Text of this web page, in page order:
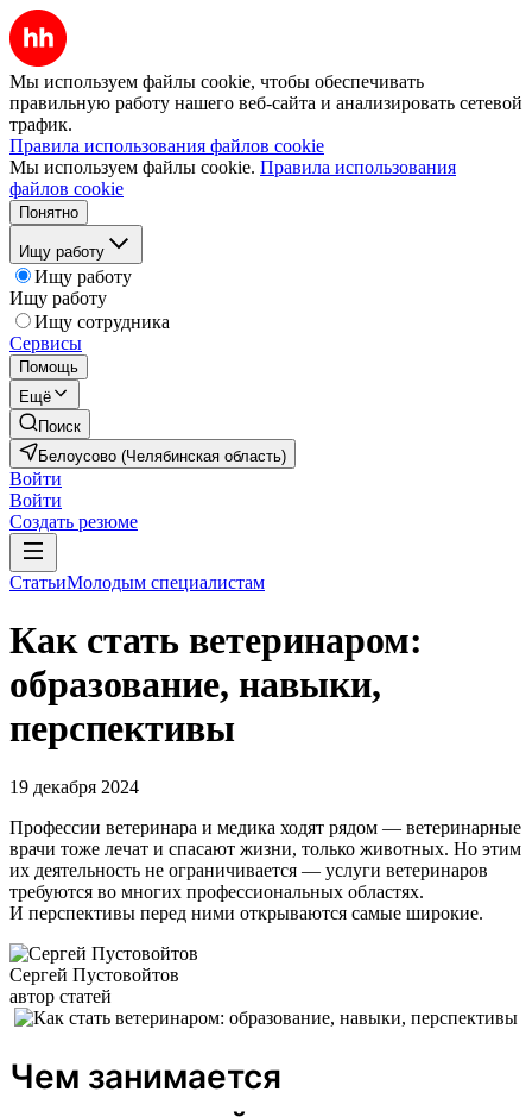
Мы используем файлы cookie, чтобы обеспечивать
правильную работу нашего веб-сайта и анализировать сетевой
трафик.
Правила использования файлов cookie
Мы используем файлы cookie. Правила использования
файлов cookie
Понятно
Ищу работу
Ищу работу
Ищу работу
Ищу сотрудника
Сервисы
Помощь
Ещё
Поиск
Белоусово (Челябинская область)
Войти
Войти
Создать резюме
СтатьиМолодым специалистам
Как стать ветеринаром:
образование, навыки,
перспективы
19 декабря 2024
Профессии ветеринара и медика ходят рядом — ветеринарные
врачи тоже лечат и спасают жизни, только животных. Но этим
их деятельность не ограничивается — услуги ветеринаров
требуются во многих профессиональных областях.
И перспективы перед ними открываются самые широкие.
Сергей Пустовойтов
автор статей
Чем занимается